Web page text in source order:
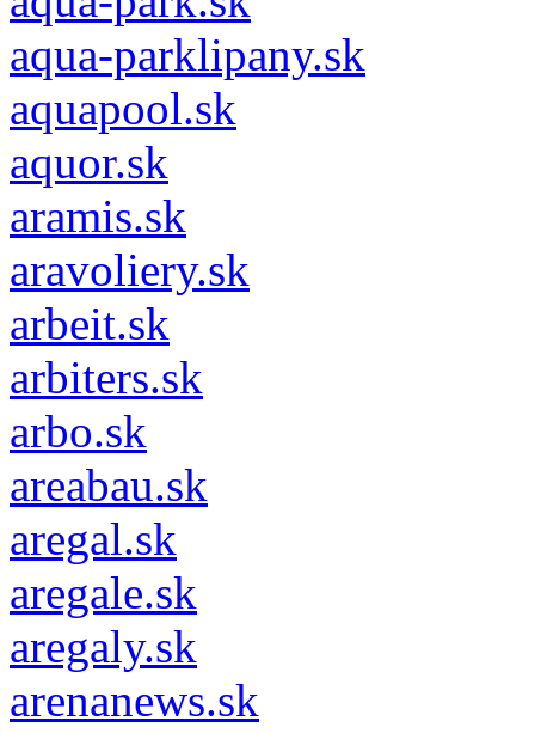
aqua-parklipany.sk
aquapool.sk
aquor.sk
aramis.sk
aravoliery.sk
arbeit.sk
arbiters.sk
arbo.sk
areabau.sk
aregal.sk
aregale.sk
aregaly.sk
arenanews.sk